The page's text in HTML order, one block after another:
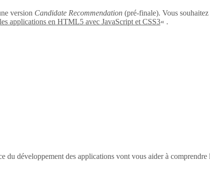
version Candidate Recommendation (pré-finale). Vous
applications en HTML5 avec JavaScript et CSS3« .
du développement des applications vont vous aider à